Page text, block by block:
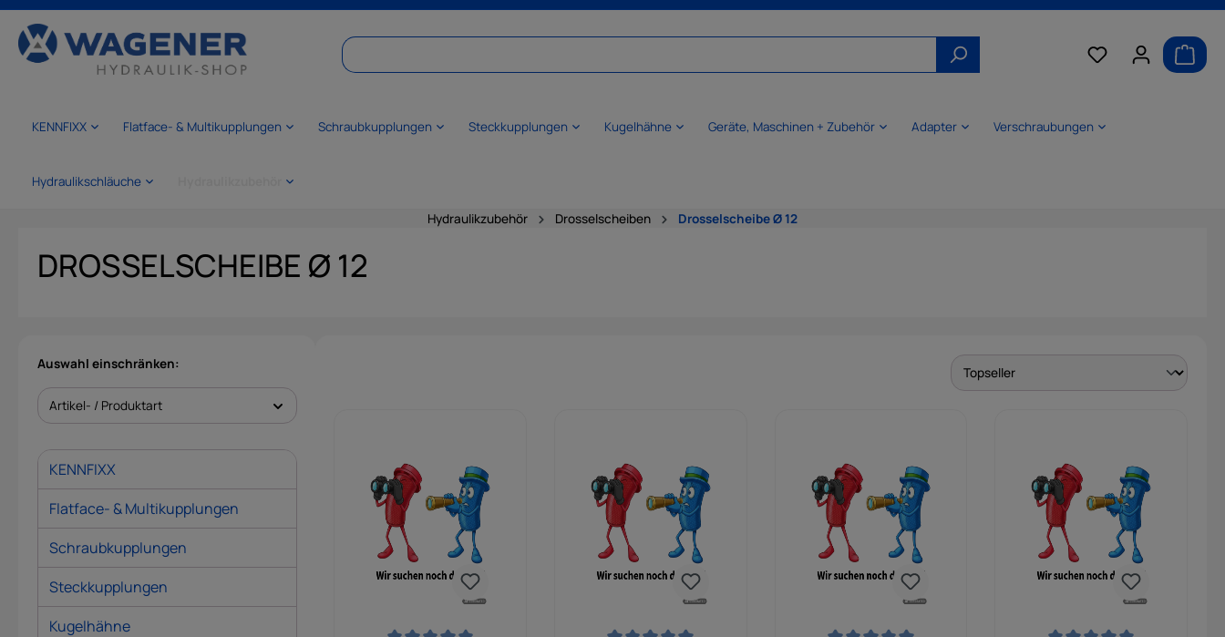
KENNFIXX Flatface- & Multikupplungen Schraubkupplungen Steckkupplungen Kugelhähne Geräte, Maschinen + Zubehör Adapter Verschraubungen
Hydraulikschläuche
Hydraulikzubehör Drosselscheiben Drosselscheibe Ø 12
DROSSELSCHEIBE Ø 12
Auswahl einschränken:
Artikel- / Produktart
KENNFIXX
Flatface- & Multikupplungen
Schraubkupplungen
Steckkupplungen
Kugelhähne